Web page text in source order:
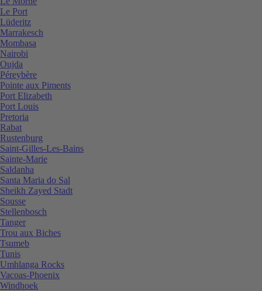
Le Port
Lüderitz
Marrakesch
Mombasa
Nairobi
Oujda
Péreybère
Pointe aux Piments
Port Elizabeth
Port Louis
Pretoria
Rabat
Rustenburg
Saint-Gilles-Les-Bains
Sainte-Marie
Saldanha
Santa Maria do Sal
Sheikh Zayed Stadt
Sousse
Stellenbosch
Tanger
Trou aux Biches
Tsumeb
Tunis
Umhlanga Rocks
Vacoas-Phoenix
Windhoek